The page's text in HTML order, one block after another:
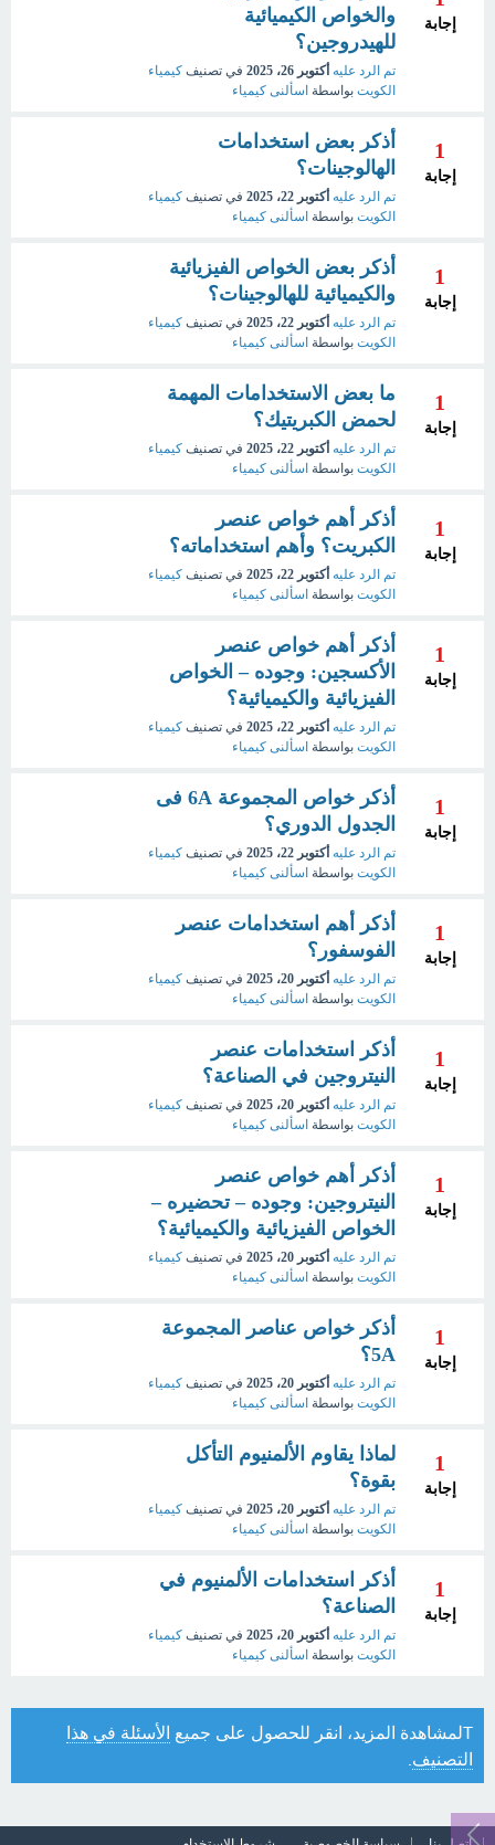
إجابة
والخواص الكيميائية
للهيدروجين؟
تم الرد عليه أكتوبر 26، 2025 في تصنيف كيمياء
الكويت بواسطة اسألنى كيمياء
1
إجابة
أذكر بعض استخدامات
الهالوجينات؟
تم الرد عليه أكتوبر 22، 2025 في تصنيف كيمياء
الكويت بواسطة اسألنى كيمياء
1
إجابة
أذكر بعض الخواص الفيزيائية
والكيميائية للهالوجينات؟
تم الرد عليه أكتوبر 22، 2025 في تصنيف كيمياء
الكويت بواسطة اسألنى كيمياء
1
إجابة
ما بعض الاستخدامات المهمة
لحمض الكبريتيك؟
تم الرد عليه أكتوبر 22، 2025 في تصنيف كيمياء
الكويت بواسطة اسألنى كيمياء
1
إجابة
أذكر أهم خواص عنصر
الكبريت؟ وأهم استخداماته؟
تم الرد عليه أكتوبر 22، 2025 في تصنيف كيمياء
الكويت بواسطة اسألنى كيمياء
1
إجابة
أذكر أهم خواص عنصر
الأكسجين: وجوده – الخواص
الفيزيائية والكيميائية؟
تم الرد عليه أكتوبر 22، 2025 في تصنيف كيمياء
الكويت بواسطة اسألنى كيمياء
1
إجابة
أذكر خواص المجموعة 6A فى
الجدول الدوري؟
تم الرد عليه أكتوبر 22، 2025 في تصنيف كيمياء
الكويت بواسطة اسألنى كيمياء
1
إجابة
أذكر أهم استخدامات عنصر
الفوسفور؟
تم الرد عليه أكتوبر 20، 2025 في تصنيف كيمياء
الكويت بواسطة اسألنى كيمياء
1
إجابة
أذكر استخدامات عنصر
النيتروجين في الصناعة؟
تم الرد عليه أكتوبر 20، 2025 في تصنيف كيمياء
الكويت بواسطة اسألنى كيمياء
1
إجابة
أذكر أهم خواص عنصر
النيتروجين: وجوده – تحضيره –
الخواص الفيزيائية والكيميائية؟
تم الرد عليه أكتوبر 20، 2025 في تصنيف كيمياء
الكويت بواسطة اسألنى كيمياء
1
إجابة
أذكر خواص عناصر المجموعة
5A؟
تم الرد عليه أكتوبر 20، 2025 في تصنيف كيمياء
الكويت بواسطة اسألنى كيمياء
1
إجابة
لماذا يقاوم الألمنيوم التأكل
بقوة؟
تم الرد عليه أكتوبر 20، 2025 في تصنيف كيمياء
الكويت بواسطة اسألنى كيمياء
1
إجابة
أذكر استخدامات الألمنيوم في
الصناعة؟
تم الرد عليه أكتوبر 20، 2025 في تصنيف كيمياء
الكويت بواسطة اسألنى كيمياء
Tلمشاهدة المزيد، انقر للحصول على جميع
الأسئلة في هذا
التصنيف